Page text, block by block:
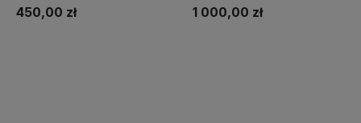
450,00 zł 1 000,00 zł